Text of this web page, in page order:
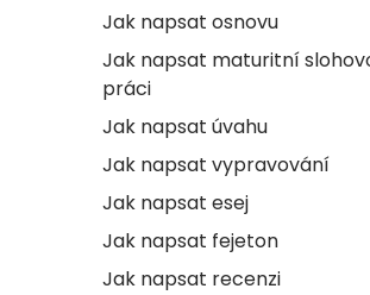
Jak napsat osnovu
Jak napsat maturitní
práci
Jak napsat úvahu
Jak napsat vypravování
Jak napsat esej
Jak napsat fejeton
Jak napsat recenzi